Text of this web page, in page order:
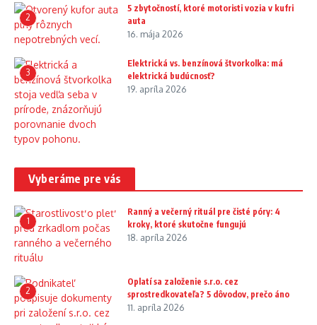
2
5 zbytočností, ktoré motoristi vozia v kufri
auta
16. mája 2026
3
Elektrická vs. benzínová štvorkolka: má
elektrická budúcnosť?
19. apríla 2026
Vyberáme pre vás
1
Ranný a večerný rituál pre čisté póry: 4
kroky, ktoré skutočne fungujú
18. apríla 2026
2
Oplatí sa založenie s.r.o. cez
sprostredkovateľa? 5 dôvodov, prečo áno
11. apríla 2026